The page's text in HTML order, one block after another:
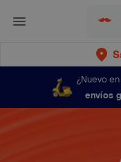
¿Nuevo
envíos